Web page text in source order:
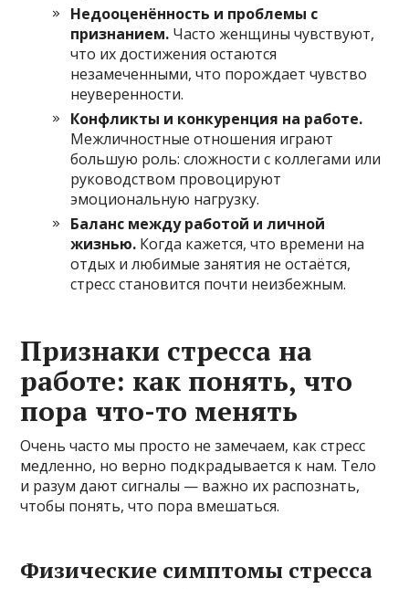
Недооценённость и проблемы с
признанием. Часто женщины чувствуют,
что их достижения остаются
незамеченными, что порождает чувство
неуверенности.
Конфликты и конкуренция на работе.
Межличностные отношения играют
большую роль: сложности с коллегами или
руководством провоцируют
эмоциональную нагрузку.
Баланс между работой и личной
жизнью. Когда кажется, что времени на
отдых и любимые занятия не остаётся,
стресс становится почти неизбежным.
Признаки стресса на
работе: как понять, что
пора что-то менять
Очень часто мы просто не замечаем, как стресс
медленно, но верно подкрадывается к нам. Тело
и разум дают сигналы — важно их распознать,
чтобы понять, что пора вмешаться.
Физические симптомы стресса